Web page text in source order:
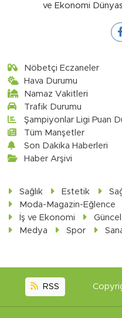
ve Ekonomi
Nöbetçi Eczaneler
Hava Durumu
Namaz Vakitleri
Trafik Durumu
Şampiyonlar Ligi Puan
Tüm Manşetler
Son Dakika Haberleri
Haber Arşivi
Sağlık Estetik
Moda-Magazin-Eğlence
İş ve Ekonomi
Güncel
Medya
Spor
RSS